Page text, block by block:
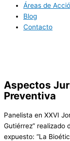
Áreas de
Blog
Contacto
Aspectos
Preventiva
Panelista en XXVI
Gutiérrez” realizado
expuesto: “La